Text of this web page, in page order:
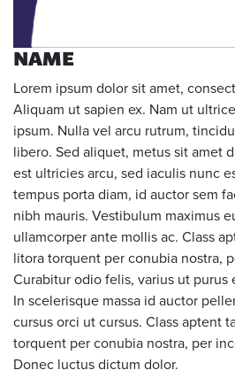
NAME
Lorem ipsum dolor sit amet,
Aliquam ut sapien ex. Nam ut
ipsum. Nulla vel arcu rutrum,
libero. Sed aliquet, metus sit amet
est ultricies arcu, sed iaculis nunc
tempus porta diam, id auctor sem
nibh mauris. Vestibulum maximus
ullamcorper ante mollis ac. Class
litora torquent per conubia nostra,
Curabitur odio felis, varius ut purus
In scelerisque massa id auctor
cursus orci ut cursus. Class aptent
torquent per conubia nostra, per
Donec luctus dictum dolor.